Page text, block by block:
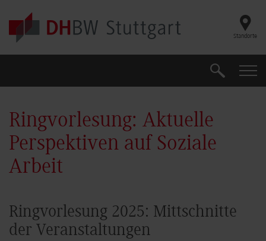
Skip to main content
Standorte
Suche
Ringvorlesung: Aktuelle
Perspektiven auf Soziale
Arbeit
Ringvorlesung 2025: Mittschnitte
der Veranstaltungen